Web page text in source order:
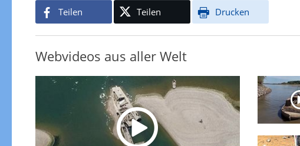
Teilen Teilen Drucken
Webvideos aus aller Welt